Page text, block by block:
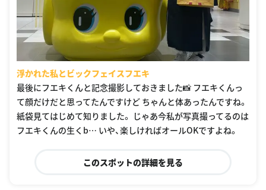
浮かれた私とビックフェイスフエキ
最後にフエキくんと記念撮影しておきました📸 フエキくんっ
て顔だけだと思ってたんですけど ちゃんと体あったんですね。
紙袋見てはじめて知りました。 じゃあ今私が写真撮ってるのは
フエキくんの生くb… いや、楽しければオールOKですよね。
このスポットの詳細を見る